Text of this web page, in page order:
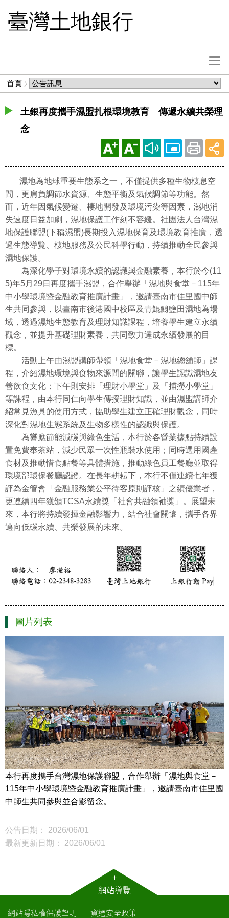
臺灣土地銀行
選
單
按
首頁
麵
包
屑
土銀再度攜手濕盟扎根環境教育 傳遞永續共榮理
念
濕地為地球重要生態系之一，不僅提供多種生物棲息空
間，更肩負調節水資源、生態平衡及氣候調節等功能。然
而，近年因氣候變遷、棲地開發及環境污染等因素，濕地消
失速度日益加劇，濕地保護工作刻不容緩。社團法人台灣濕
地保護聯盟(下稱濕盟)長期投入濕地保育及環境教育推廣，透
過生態導覽、棲地服務及公民科學行動，持續推動全民參與
濕地保護。
為深化學子對環境永續的認識與金融素養，本行於今(11
5)年5月29日再度攜手濕盟，合作舉辦「濕地與食堂－115年
中小學環境暨金融教育推廣計畫」，邀請臺南市佳里國中師
生共同參與，以臺南市後港國中校區及青鯤鯓鹽田濕地為場
域，透過濕地生態教育及理財知識課程，培養學生建立永續
觀念，並提升基礎理財素養，共同致力達成永續發展的目
標。
活動上午由濕盟講師帶領「濕地食堂－濕地總舖師」課
程，介紹濕地環境與食物來源間的關聯，讓學生認識濕地友
善飲食文化；下午則安排「理財小學堂」及「捕撈小學堂」
等課程，由本行同仁向學生傳授理財知識，並由濕盟講師介
紹常見漁具的使用方式，協助學生建立正確理財觀念，同時
深化對濕地生態系統及生物多樣性的認識與保護。
為響應節能減碳與綠色生活，本行於各營業據點持續設
置免費奉茶站，減少民眾一次性瓶裝水使用；同時選用國產
食材及推動惜食點餐等具體措施，推動綠色員工餐廳並取得
環境部環保餐廳認證。在長年耕耘下，本行不僅連續七年獲
評為金管會「金融服務業公平待客原則評核」之績優業者，
更連續四年獲頒TCSA永續獎「社會共融領袖獎」。展望未
來，本行將持續發揮金融影響力，結合社會關懷，攜手各界
邁向低碳永續、共榮發展的未來。
圖片列表
本行再度攜手台灣濕地保護聯盟，合作舉辦「濕地與食堂－
115年中小學環境暨金融教育推廣計畫」，邀請臺南市佳里國
中師生共同參與並合影留念。
公告日期： 2026/06/01
最新更新日期： 2026/06/01
+
網站導覽
網站隱私權保護聲明 ｜ 資通安全政策 ｜